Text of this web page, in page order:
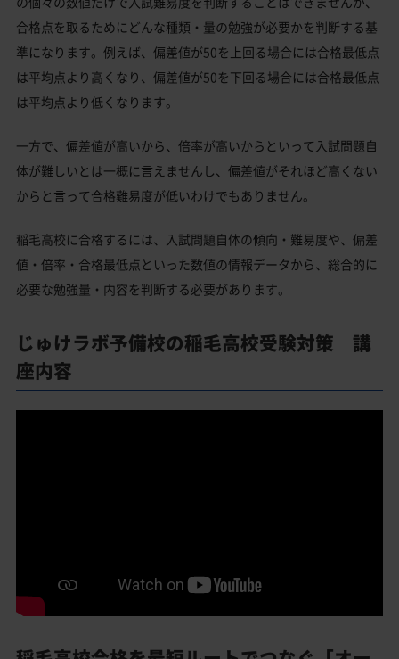
合格点を取るためにどんな種類・量の勉強が必要かを判断する基
準になります。例えば、偏差値が50を上回る場合には合格最低点
は平均点より高くなり、偏差値が50を下回る場合には合格最低点
は平均点より低くなります。
一方で、偏差値が高いから、倍率が高いからといって入試問題自
体が難しいとは一概に言えませんし、偏差値がそれほど高くない
からと言って合格難易度が低いわけでもありません。
稲毛高校に合格するには、入試問題自体の傾向・難易度や、偏差
値・倍率・合格最低点といった数値の情報データから、総合的に
必要な勉強量・内容を判断する必要があります。
じゅけラボ予備校の稲毛高校受験対策 講
座内容